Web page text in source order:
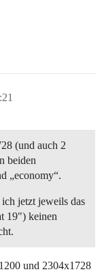
(und auch 2
beiden
„economy“.
jetzt jeweils das
19") keinen
und 2304x1728